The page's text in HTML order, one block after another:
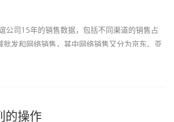
司15年的销售数据，包括不同渠道的销售占
和网络销售，其中网络销售又分为京东、亚
的操作